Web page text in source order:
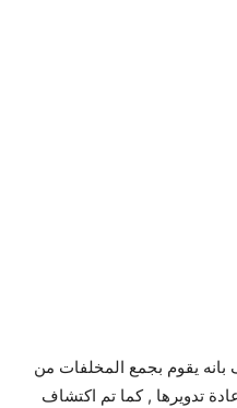
بانه يقوم بجمع المخلفات من
تدويرها , كما تم اكتشاف